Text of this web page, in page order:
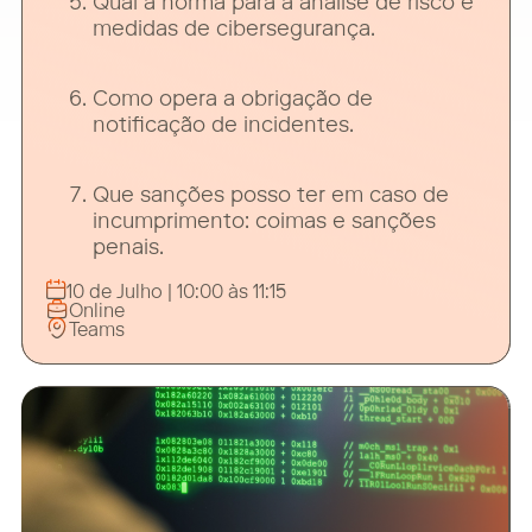
Qual a norma para a análise de risco e
medidas de cibersegurança.
Como opera a obrigação de
notificação de incidentes.
Que sanções posso ter em caso de
incumprimento: coimas e sanções
penais.
10 de Julho | 10:00 às 11:15
Online
Teams